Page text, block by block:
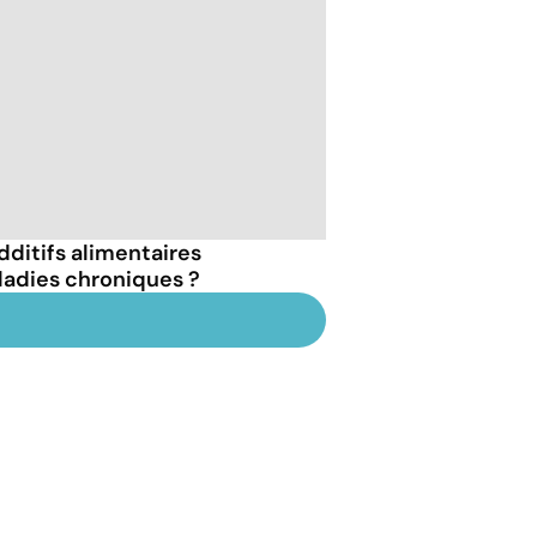
alimentaires
chroniques ?